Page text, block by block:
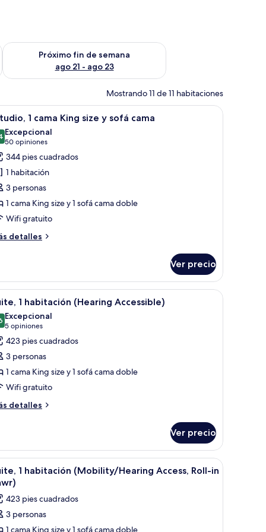
semana ago 14 - ago 16
Próximo fin de semana
ago 21 - ago 23
Consulta la disponibilidad para el próximo fin de semana
Mostrando 11 de 11 habitaciones
reposapiés, mesa de comedor y televisor.Habitación de hotel con cama, escritorio
5 1 cama King size y sofá cama
de 10
Excepcional
50 opiniones
(50
opiniones)
344 pies cuadrados
1 habitación
3 personas
1 cama King size y 1 sofá cama doble
Wifi gratuito
detalles
Ver precio
Habitación de hotel con sofá, escritorio,
7 1 habitación (Hearing Accessible)
de 10
Excepcional
5 opiniones
(5
opiniones)
423 pies cuadrados
3 personas
1 cama King size y 1 sofá cama doble
Wifi gratuito
detalles
Ver precio
con barandilla y toallero.Un baño con ducha, barras de apoyo,
7
1 habitación (Mobility/Hearing Access, Roll-in
423 pies cuadrados
3 personas
1 cama King size y 1 sofá cama doble